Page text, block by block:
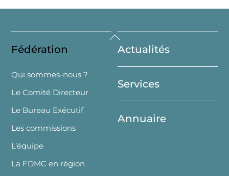
Back
To
Top
Fédération
Qui sommes-nous ?
Le Comité Directeur
Le Bureau Exécutif
Les commissions
L’équipe
La FDMC en région
Actualités
Services
Annuaire